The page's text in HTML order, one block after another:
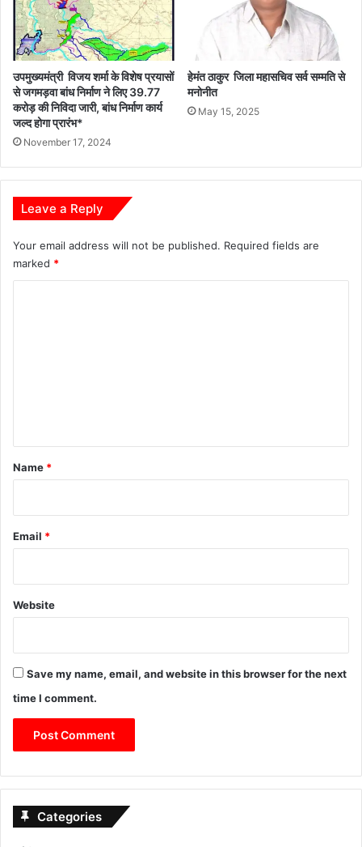
उपमुख्यमंत्री विजय शर्मा के विशेष प्रयासों
से जगमड़वा बांध निर्माण ने लिए 39.77
करोड़ की निविदा जारी, बांध निर्माण कार्य
जल्द होगा प्रारंभ*
November 17, 2024
हेमंत ठाकुर जिला महासचिव सर्व सम्मति से
मनोनीत
May 15, 2025
Leave a Reply
Your email address will not be published. Required fields are
marked *
*
Name *
Email *
Website
Save my name, email, and website in this browser for the next
time I comment.
Categories